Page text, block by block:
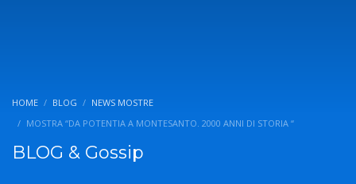
HOME BLOG
NEWS MOSTRE
MOSTRA “DA POTENTIA A MONTESANTO. 2000 ANNI DI STORIA “
BLOG & Gossip